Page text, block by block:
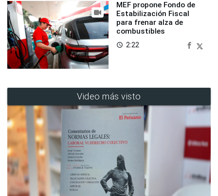
MEF propone Fondo de
Estabilización Fiscal
para frenar alza de
combustibles
access_time 2:22
Video más visto